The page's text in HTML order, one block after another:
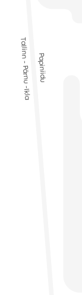
Papiniidu
Tallinn - Pärnu -Ikla